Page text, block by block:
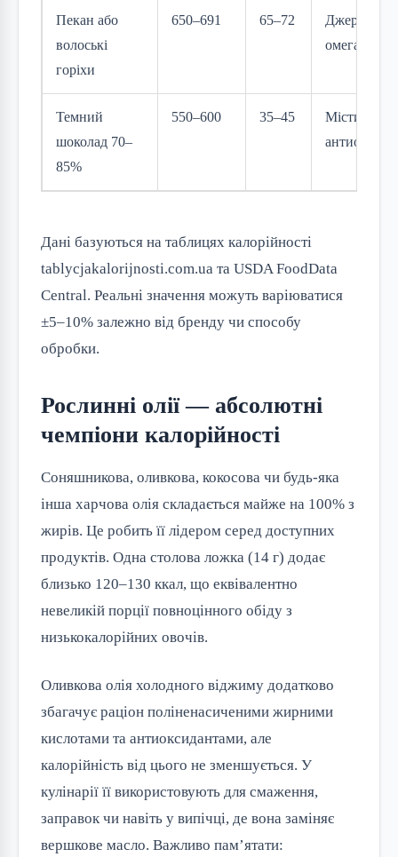
Пекан або
волоські
горіхи
650–691 65–72
Джерело
омега-3
Темний
шоколад 70–
85%
550–600 35–45
Містить
Дані базуються на таблицях калорійності
tablycjakalorijnosti.com.ua та USDA FoodData
Central. Реальні значення можуть варіюватися
±5–10% залежно від бренду чи способу
обробки.
Рослинні олії — абсолютні
чемпіони калорійності
Соняшникова, оливкова, кокосова чи будь-яка
інша харчова олія складається майже на 100% з
жирів. Це робить її лідером серед доступних
продуктів. Одна столова ложка (14 г) додає
близько 120–130 ккал, що еквівалентно
невеликій порції повноцінного обіду з
низькокалорійних овочів.
Оливкова олія холодного віджиму додатково
збагачує раціон поліненасиченими жирними
кислотами та антиоксидантами, але
калорійність від цього не зменшується. У
кулінарії її використовують для смаження,
заправок чи навіть у випічці, де вона заміняє
вершкове масло. Важливо пам’ятати: